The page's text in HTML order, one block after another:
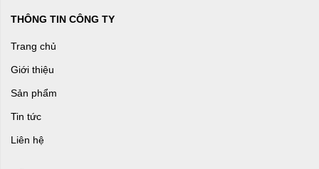
THÔNG TIN CÔNG TY
Trang chủ
Giới thiệu
Sản phẩm
Tin tức
Liên hệ